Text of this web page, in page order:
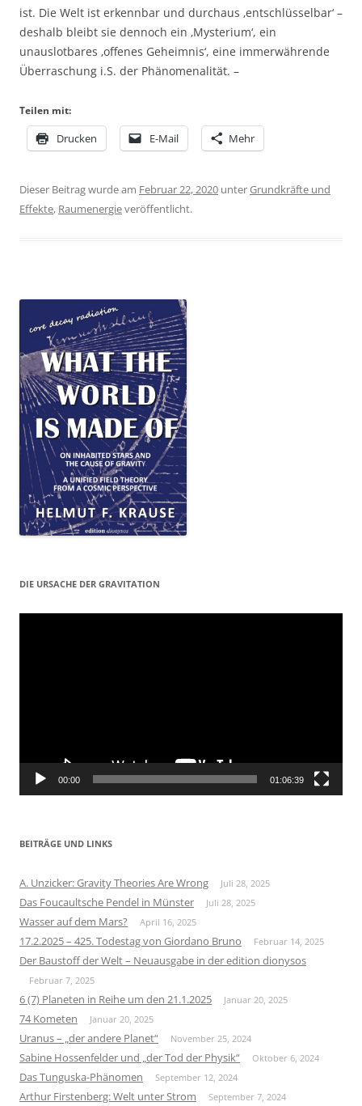
ist. Die Welt ist erkennbar und durchaus ‚entschlüsselbar‘ –
deshalb bleibt sie dennoch ein ‚Mysterium‘, ein
unauslotbares ‚offenes Geheimnis‘, eine immerwährende
Überraschung i.S. der Phänomenalität. –
Teilen mit:
Drucken E-Mail Mehr
Dieser Beitrag wurde am Februar 22, 2020 unterGrundkräfte und
Effekte, Raumenergieveröffentlicht.
DIE URSACHE DER GRAVITATION
Video-
00:00 01:06:39
BEITRÄGE UND LINKS
A. Unzicker: Gravity Theories Are Wrong Juli 28, 2025
Das Foucaultsche Pendel in Münster Juli 28, 2025
Wasser auf dem Mars? April 16, 2025
17.2.2025 – 425. Todestag von Giordano Bruno Februar 14, 2025
Der Baustoff der Welt – Neuausgabe in der edition dionysos
Februar 7, 2025
6 (7) Planeten in Reihe um den 21.1.2025 Januar 20, 2025
74 Kometen Januar 20, 2025
Uranus – „der andere Planet“ November 25, 2024
Sabine Hossenfelder und „der Tod der Physik“ Oktober 6, 2024
Das Tunguska-Phänomen September 12, 2024
Arthur Firstenberg: Welt unter Strom September 7, 2024